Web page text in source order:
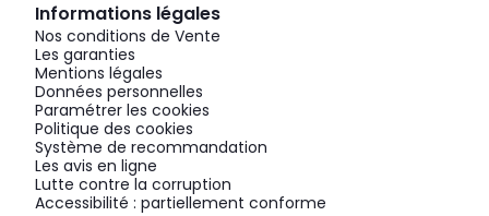
Informations légales
Nos conditions de Vente
Les garanties
Mentions légales
Données personnelles
Paramétrer les cookies
Politique des cookies
Système de recommandation
Les avis en ligne
Lutte contre la corruption
Accessibilité : partiellement conforme